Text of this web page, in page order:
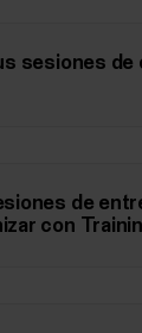
sesiones
de
con